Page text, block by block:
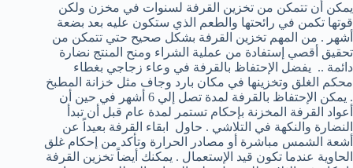
يمكن أن تتمكن من تخزين القرفة لسنوات في مخزن ولكن
قوتها تكمن في رائحتها والطعم الذي ستكون عليه بعد بضعة
أشهر . من المهم تخزين القرفة بشكل صحيح حتي تتمكن من
تحقيق أقصي إستفادة من عملية الشراء ومنح المنتج نضارة
دائمة .. يفضل الإحتفاظ بالقرفة في وعاء زجاجي بغطاء
محكم الغلق وتخزينها في مكان بارد وجاف مثل خزانة المطبخ
. يمكن الإحتفاظ بالقرفة لمدة تصل إلي 6 أشهر في حين أن
أعواد القرفة المخزنة بإحكام تستمر لمدة عام قبل أن تبدأ
النضارة والنكهة في التلاشي . حاول ابقاء القرفة بعيداً عن
أشعة الشمس مباشرة أو مصادر الحرارة وتأكد من إحكام غلق
الحاوية عندما تكون قيد الإستعمال . يمكنك أيضاً تخزين القرفة